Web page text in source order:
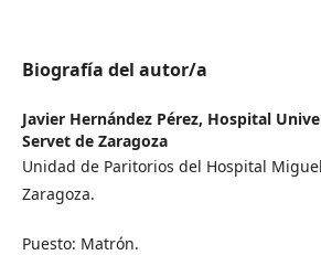
Biografía del autor/a
Javier Hernández Pérez, Hospital
Servet de Zaragoza
Unidad de Paritorios del Hospital
Zaragoza.
Puesto: Matrón.